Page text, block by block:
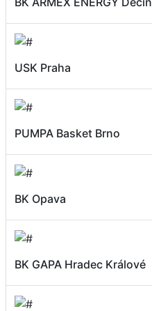
USK Praha
PUMPA Basket Brno
BK Opava
BK GAPA Hradec Králové